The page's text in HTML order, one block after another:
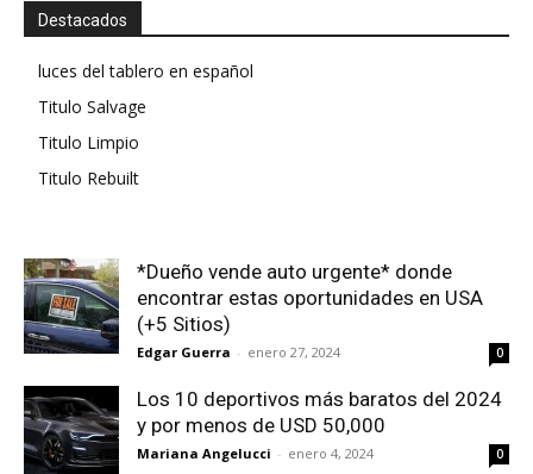
Destacados
luces del tablero en español
Titulo Salvage
Titulo Limpio
Titulo Rebuilt
*Dueño vende auto urgente* donde
encontrar estas oportunidades en USA
(+5 Sitios)
Edgar Guerra - enero 27, 2024 0
Los 10 deportivos más baratos del 2024
y por menos de USD 50,000
Mariana Angelucci - enero 4, 2024 0